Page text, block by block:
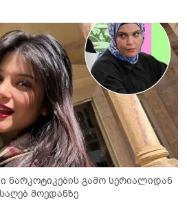
ნარკოტიკების გამო სერიალიდან
მოედანზე